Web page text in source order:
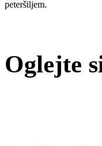
peteršiljem.
Oglejte